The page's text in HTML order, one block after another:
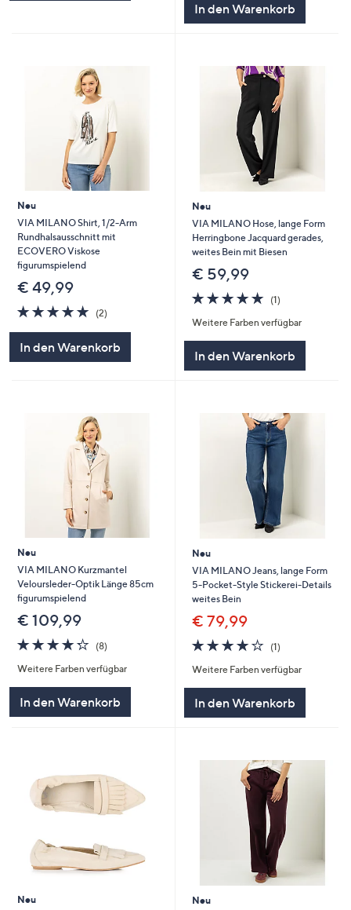
In den Warenkorb
Neu
VIA MILANO Shirt, 1/2-Arm
Rundhalsausschnitt mit
ECOVERO Viskose
figurumspielend
€ 49,99
5.0
von
(2)2
In den Warenkorb
Neu
VIA MILANO Hose, lange Form
Herringbone Jacquard gerades,
weites Bein mit Biesen
€ 59,99
5.0
von
5
(1)1
Weitere Farben verfügbar
In den Warenkorb
Neu
VIA MILANO Kurzmantel
Veloursleder-Optik Länge 85cm
figurumspielend
€ 109,99
4.2
von
5
(8)8
Weitere Farben verfügbar
In den Warenkorb
Neu
VIA MILANO Jeans, lange Form
5-Pocket-Style Stickerei-Details
weites Bein
€ 79,99
4.0
von
5
(1)1
Weitere Farben verfügbar
In den Warenkorb
Neu
Neu